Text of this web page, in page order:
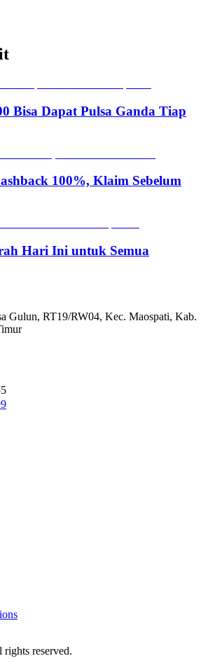
Bisa Dapat Pulsa Ganda Tiap
100%, Klaim Sebelum
Hari Ini untuk Semua
Gulun, RT19/RW04, Kec. Maospati, Kab.
rights reserved.